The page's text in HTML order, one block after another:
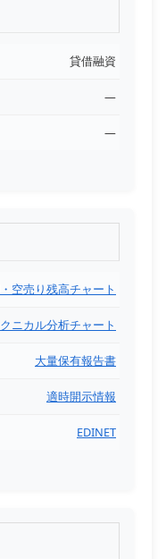
貸借融資
―
―
空売り残高チャート
ニカル分析チャート
大量保有報告書
適時開示情報
EDINET